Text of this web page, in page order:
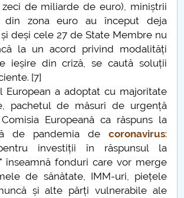
opinia profesorilor de la UPIT contează
conștient?
tehnologice și nu numai...
Stiinta de a sarbatori Craciunul
a fost...
Luceafarul?
de miliarde de euro), miniștrii
din zona euro au început deja
deși cele 27 de State Membre nu
la un acord privind modalități
ieșire din criză, se caută soluții
[7]
European a adoptat cu majoritate
pachetul de măsuri de urgență
Europeană ca răspuns la
de pandemia de coronavirus:
investiții în răspunsul la
înseamnă fonduri care vor merge
de sănătate, IMM-uri, piețele
și alte părți vulnerabile ale